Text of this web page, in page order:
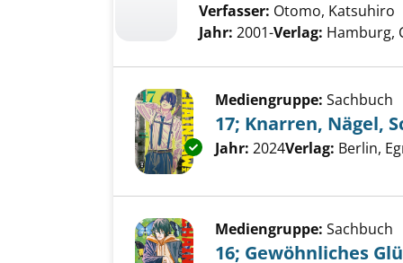
Verfasser: Otomo, Katsuhiro
Jahr: 2001-Verlag: Hamburg,
Exemplar-Details von 17;
Mediengruppe: Sachbuch
17; Knarren, Nägel,
Suche nach diesem
Jahr: 2024Verlag: Berlin,
Mediengruppe: Sachbuch
16; Gewöhnliches